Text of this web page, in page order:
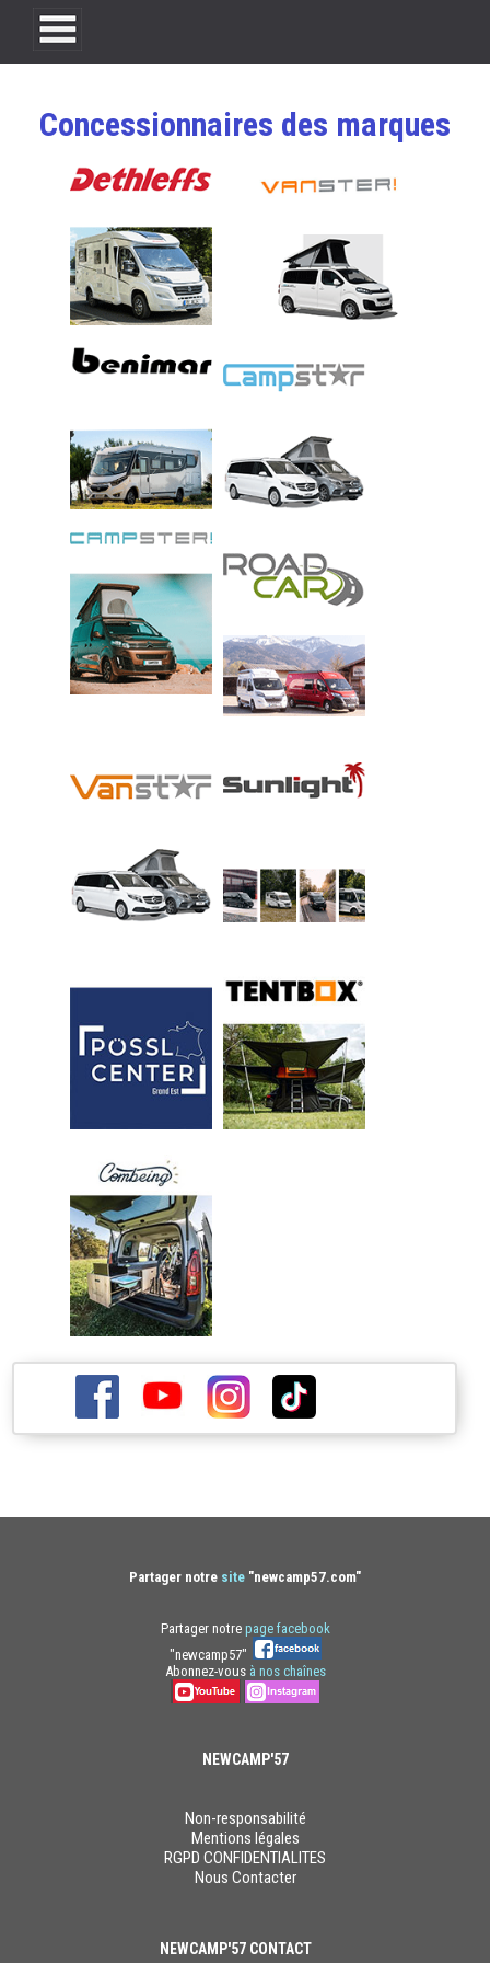
NEWCAMP'57
Concessionnaires des marques
Partager notre site "newcamp57.com"
Partager notre page facebook
"newcamp57"
Abonnez-vous à nos chaînes
NEWCAMP'57
Non-responsabilité
Mentions légales
RGPD CONFIDENTIALITES
Nous Contacter
NEWCAMP'57 CONTACT